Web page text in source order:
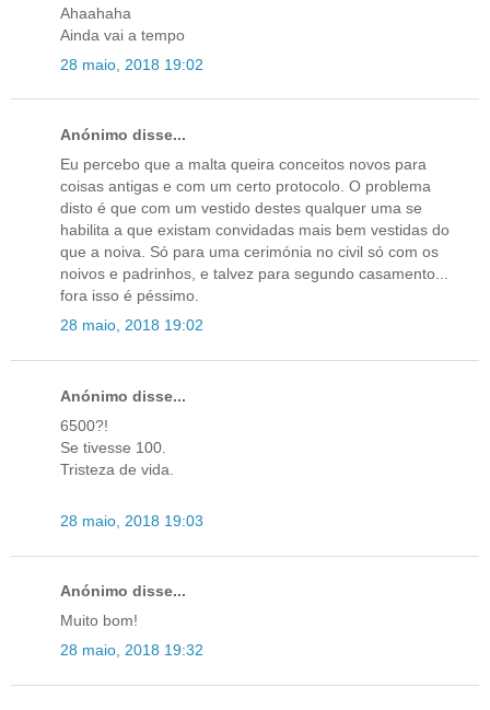
Ahaahaha
Ainda vai a tempo
28 maio, 2018 19:02
Anónimo disse...
Eu percebo que a malta queira conceitos novos para
coisas antigas e com um certo protocolo. O problema
disto é que com um vestido destes qualquer uma se
habilita a que existam convidadas mais bem vestidas do
que a noiva. Só para uma cerimónia no civil só com os
noivos e padrinhos, e talvez para segundo casamento...
fora isso é péssimo.
28 maio, 2018 19:02
Anónimo disse...
6500?!
Se tivesse 100.
Tristeza de vida.
28 maio, 2018 19:03
Anónimo disse...
Muito bom!
28 maio, 2018 19:32